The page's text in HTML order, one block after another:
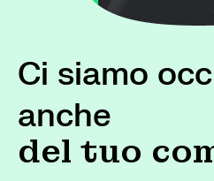
Ci siamo
anche
del tuo